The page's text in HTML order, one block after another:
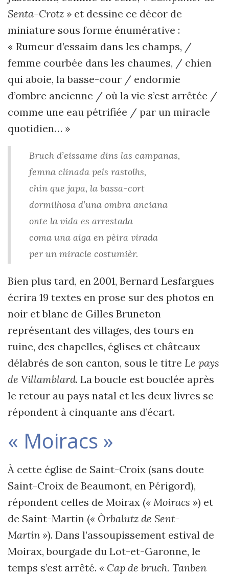
Senta-Crotz » et dessine ce décor de
miniature sous forme énumérative :
« Rumeur d’essaim dans les champs, /
femme courbée dans les chaumes, / chien
qui aboie, la basse-cour / endormie
d’ombre ancienne / où la vie s’est arrêtée /
comme une eau pétrifiée / par un miracle
quotidien… »
Bruch d’eissame dins las campanas,
femna clinada pels rastolhs,
chin que japa, la bassa-cort
dormilhosa d’una ombra anciana
onte la vida es arrestada
coma una aiga en pèira virada
per un miracle costumièr.
Bien plus tard, en 2001, Bernard Lesfargues
écrira 19 textes en prose sur des photos en
noir et blanc de Gilles Bruneton
représentant des villages, des tours en
ruine, des chapelles, églises et châteaux
délabrés de son canton, sous le titre Le pays
de Villamblard. La boucle est bouclée après
le retour au pays natal et les deux livres se
répondent à cinquante ans d’écart.
« Moiracs »
À cette église de Saint-Croix (sans doute
Saint-Croix de Beaumont, en Périgord),
répondent celles de Moirax (« Moiracs ») et
de Saint-Martin (« Òrbalutz de Sent-
Martin »). Dans l’assoupissement estival de
Moirax, bourgade du Lot-et-Garonne, le
temps s’est arrêté. « Cap de bruch. Tanben